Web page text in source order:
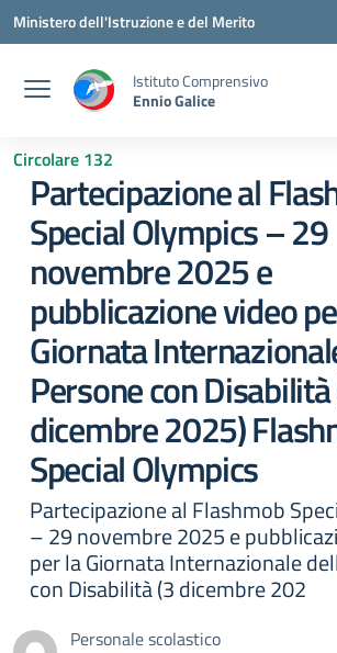
Vai ai contenuti
Vai al menu di navigazione
Vai al footer
Ministero dell'Istruzione e del Merito
Istituto Comprensivo
Ennio Galice
Circolare 132
Partecipazione al
Special Olympics – 29
novembre 2025 e
pubblicazione video
Giornata
Persone con
dicembre 2025)
Special Olympics
Partecipazione al Flashmob
– 29 novembre 2025 e
per la Giornata Internazionale
con Disabilità (3 dicembre 202
Personale scolastico